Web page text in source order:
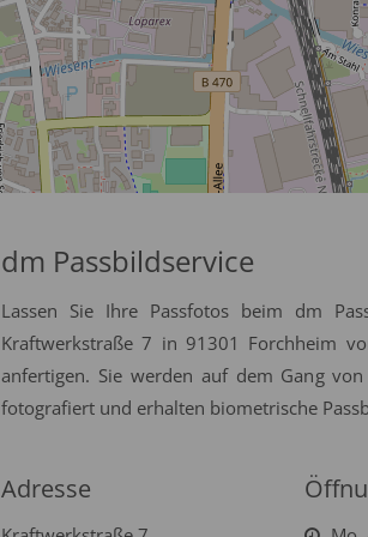
dm Passbildservice
Lassen Sie Ihre Passfotos beim dm
Kraftwerkstraße 7 in 91301 Forchheim
anfertigen. Sie werden auf dem Gang
fotografiert und erhalten biometrische
Adresse